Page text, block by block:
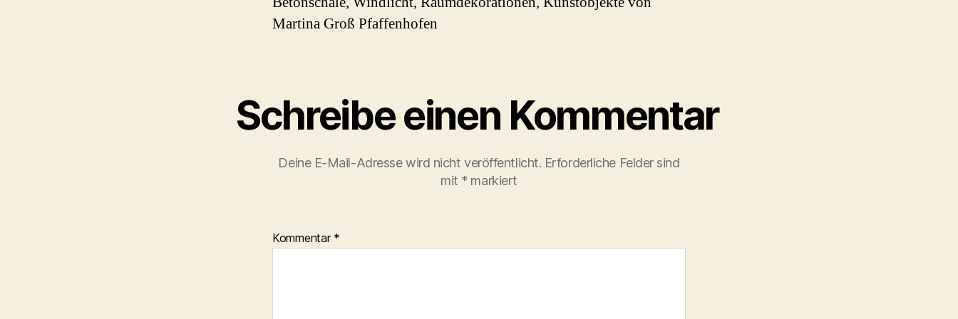
Martina Groß Pfaffenhofen
Schreibe einen Kommentar
Deine E-Mail-Adresse wird nicht veröffentlicht. Erforderliche Felder sind
mit * markiert
Kommentar *